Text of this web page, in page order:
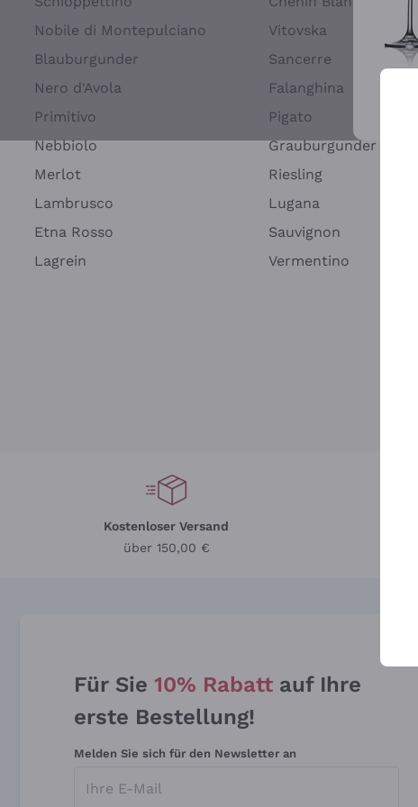
Nobile di Montepulciano
Blauburgunder
Nero d'Avola
Primitivo
Nebbiolo
Merlot
Lambrusco
Etna Rosso
Lagrein
Vitovska
Sancerre
Falanghina
Pigato
Grauburgunder
Riesling
Lugana
Sauvignon
Vermentino
Kostenloser Versand
über 150,00 €
Für Sie 10% Rabatt auf Ihre
erste Bestellung!
Melden Sie sich für den Newsletter an